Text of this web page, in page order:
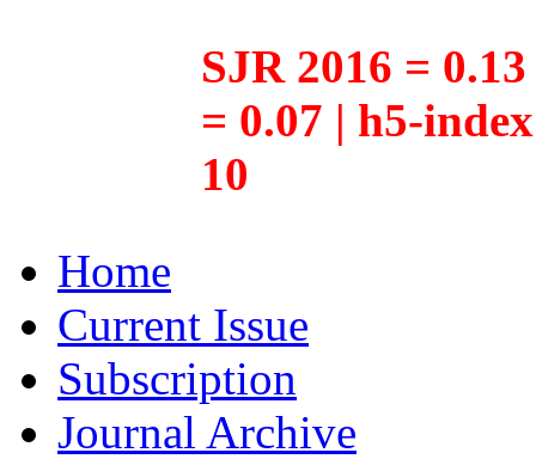
SJR 2016 =
= 0.07 | h5-
10
Home
Current Issue
Subscription
Journal Archive